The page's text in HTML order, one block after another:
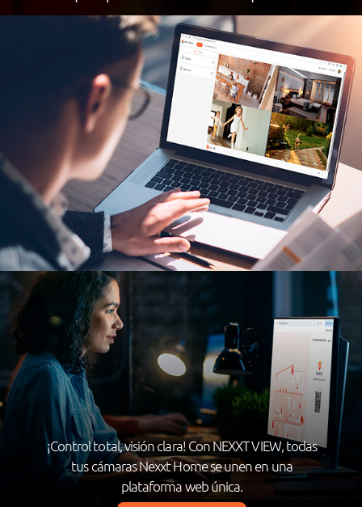
¡Control total, visión clara! Con NEXXT VIEW, todas
tus cámaras Nexxt Home se unen en una
plataforma web única.